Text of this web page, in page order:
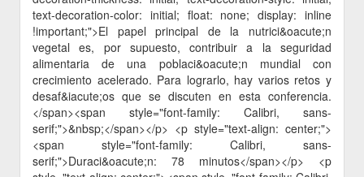
text-decoration-color: initial; float: none; display: inline
!important;">El papel principal de la nutrici&oacute;n
vegetal es, por supuesto, contribuir a la seguridad
alimentaria de una poblaci&oacute;n mundial con
crecimiento acelerado. Para lograrlo, hay varios retos y
desaf&iacute;os que se discuten en esta conferencia.
</span><span style="font-family: Calibri, sans-
serif;">&nbsp;</span></p> <p style="text-align: center;">
<span style="font-family: Calibri, sans-
serif;">Duraci&oacute;n: 78 minutos</span></p> <p